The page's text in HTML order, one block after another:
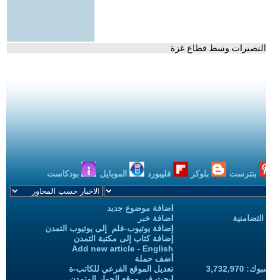
بنترست بلوكر فليبورد الموبايل بودكاست
اضافة موضوع جديد
اضافة خبر
إضافة يوتيوب-فلم إلى يوتيوب التمدن
إضافة كتاب إلى مكتبة التمدن
Add new article - English
أضف حملة
تعديل الموقع الفرعي للكاتب-ة